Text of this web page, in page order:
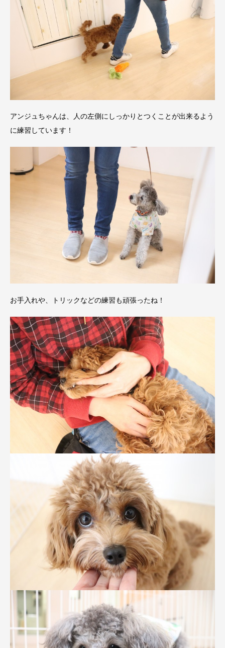
アンジュちゃんは、人の左側にしっかりとつくことが出来るよう
に練習しています！
お手入れや、トリックなどの練習も頑張ったね！